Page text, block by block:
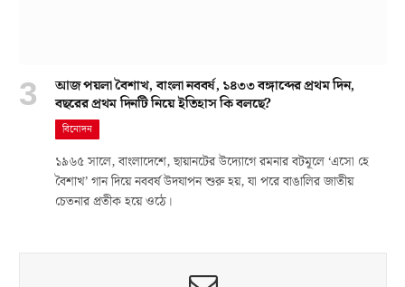
আজ পয়লা বৈশাখ, বাংলা নববর্ষ, ১৪৩৩ বঙ্গাব্দের প্রথম দিন,
বছরের প্রথম দিনটি নিয়ে ইতিহাস কি বলছে?
বিনোদন
১৯৬৫ সালে, বাংলাদেশে, ছায়ানটের উদ্যোগে রমনার বটমূলে ‘এসো হে
বৈশাখ’ গান দিয়ে নববর্ষ উদযাপন শুরু হয়, যা পরে বাঙালির জাতীয়
চেতনার প্রতীক হয়ে ওঠে।